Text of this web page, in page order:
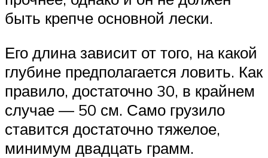
быть крепче основной лески.
Его длина зависит от того, на какой
глубине предполагается ловить. Как
правило, достаточно 30, в крайнем
случае — 50 см. Само грузило
ставится достаточно тяжелое,
минимум двадцать грамм.